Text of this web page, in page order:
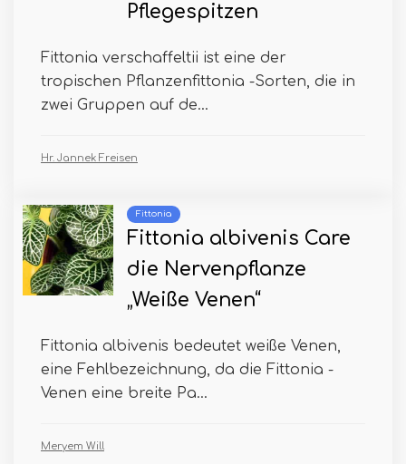
Pflegespitzen
Fittonia verschaffeltii ist eine der
tropischen Pflanzenfittonia -Sorten, die in
zwei Gruppen auf de...
Hr. Jannek Freisen
Fittonia
Fittonia albivenis Care
die Nervenpflanze
„Weiße Venen“
Fittonia albivenis bedeutet weiße Venen,
eine Fehlbezeichnung, da die Fittonia -
Venen eine breite Pa...
Meryem Will